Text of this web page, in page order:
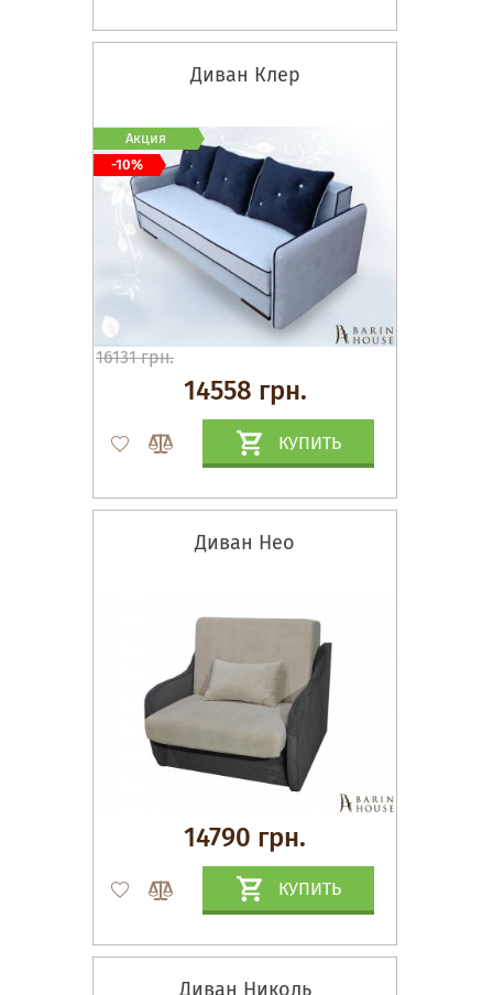
Диван Клер
16131 грн.
14558 грн.
КУПИТЬ
Акция
-10%
Диван Нео
14790 грн.
КУПИТЬ
Диван Николь